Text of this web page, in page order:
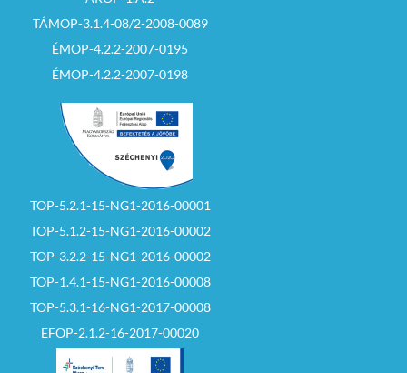
TÁMOP-3.1.4-08/2-2008-0089
ÉMOP-4.2.2-2007-0195
ÉMOP-4.2.2-2007-0198
TOP-5.2.1-15-NG1-2016-00001
TOP-5.1.2-15-NG1-2016-00002
TOP-3.2.2-15-NG1-2016-00002
TOP-1.4.1-15-NG1-2016-00008
TOP-5.3.1-16-NG1-2017-00008
EFOP-2.1.2-16-2017-00020